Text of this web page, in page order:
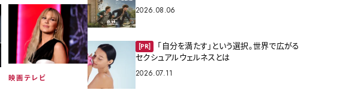
映画テレビ
2026.08.06
[PR]
「自分を満たす」という選択。世界で広がる
セクシュアルウェルネスとは
2026.07.11